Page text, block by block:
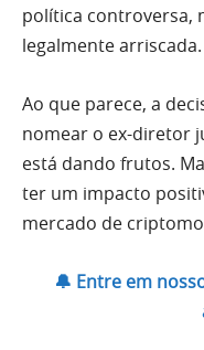
política controversa,
legalmente arriscada.
Ao que parece, a
nomear o ex-diretor
está dando frutos.
ter um impacto
mercado de
🔔 Entre em